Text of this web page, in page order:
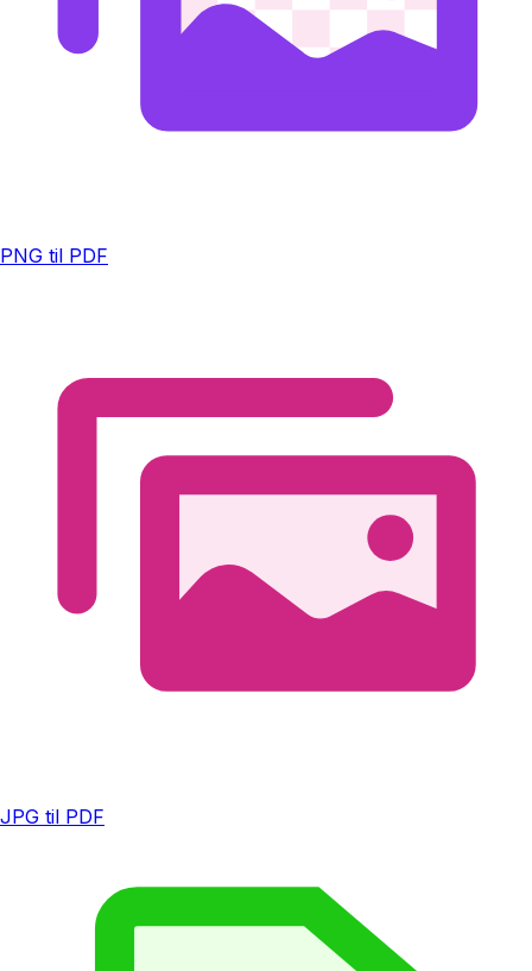
PNG til PDF
JPG til PDF